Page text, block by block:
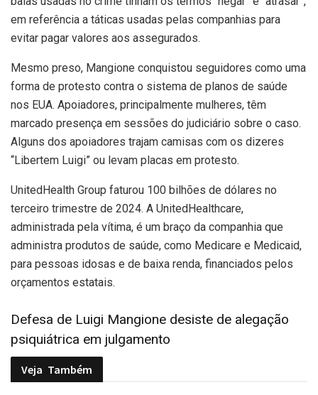
em referência a táticas usadas pelas companhias para
evitar pagar valores aos assegurados.
Mesmo preso, Mangione conquistou seguidores como uma
forma de protesto contra o sistema de planos de saúde
nos EUA. Apoiadores, principalmente mulheres, têm
marcado presença em sessões do judiciário sobre o caso.
Alguns dos apoiadores trajam camisas com os dizeres
“Libertem Luigi” ou levam placas em protesto.
UnitedHealth Group faturou 100 bilhões de dólares no
terceiro trimestre de 2024. A UnitedHealthcare,
administrada pela vítima, é um braço da companhia que
administra produtos de saúde, como Medicare e Medicaid,
para pessoas idosas e de baixa renda, financiados pelos
orçamentos estatais.
Defesa de Luigi Mangione desiste de alegação
psiquiátrica em julgamento
Veja Também